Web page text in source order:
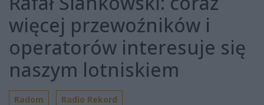
więcej przewoźników i
operatorów interesuje się
naszym lotniskiem
Radom Radio Rekord